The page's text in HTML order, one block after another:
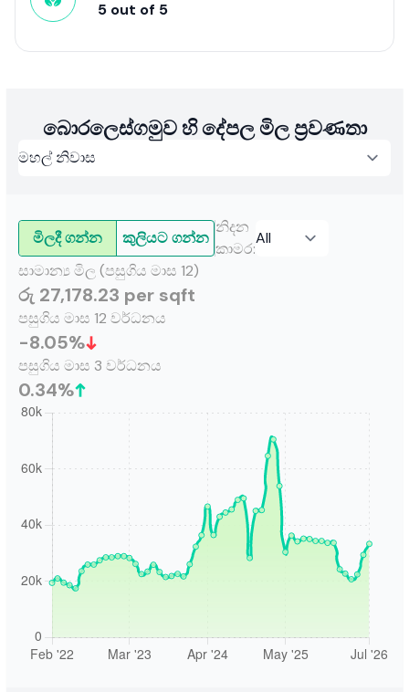
5 out of 5
බොරලෙස්ගමුව හි දේපල මිල ප්‍රවණතා
මිලදී ගන්න කුලියට ගන්න
නිදන
කාමර:
සාමාන්‍ය මිල (පසුගිය මාස 12)
රු 27,178.23 per sqft
පසුගිය මාස 12 වර්ධනය
-8.05%
පසුගිය මාස 3 වර්ධනය
0.34%